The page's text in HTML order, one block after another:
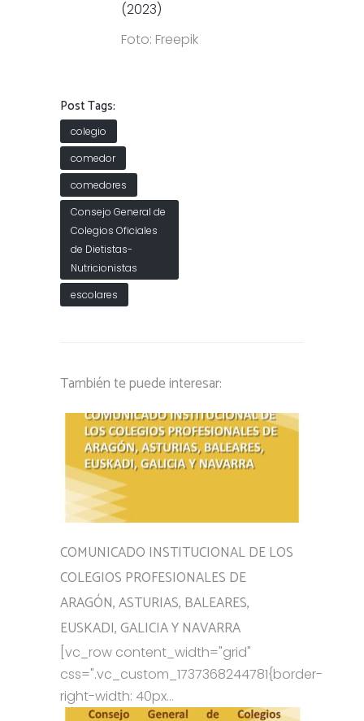
(2023)
Foto: Freepik
Post Tags:
colegio
comedor
comedores
Consejo General de
Colegios Oficiales
de Dietistas-
Nutricionistas
escolares
También te puede interesar:
COMUNICADO INSTITUCIONAL DE LOS
COLEGIOS PROFESIONALES DE
ARAGÓN, ASTURIAS, BALEARES,
EUSKADI, GALICIA Y NAVARRA
[vc_row content_width="grid"
css=".vc_custom_1737368244781{border-
right-width: 40px...